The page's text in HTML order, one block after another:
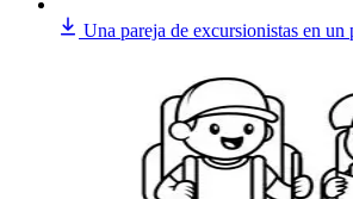
Una pareja de excursionistas en un